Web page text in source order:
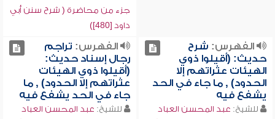
جزء من محاضرة ( شرح سنن أبي
داود [480])
الفهرس: شرح
حديث: (أقيلوا ذوي
الهيئات عثراتهم إلا
الحدود) , ما جاء في الحد
يشفع فيه
للشيخ: عبد المحسن العباد
الفهرس: تراجم
رجال إسناد حديث:
(أقيلوا ذوي الهيئات
عثراتهم إلا الحدود) , ما
جاء في الحد يشفع فيه
للشيخ: عبد المحسن العباد